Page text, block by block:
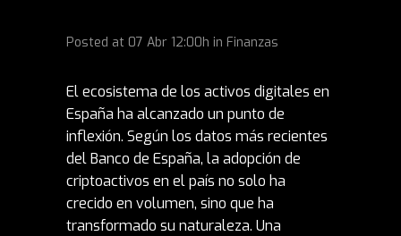
Posted at 07 Abr 12:00h in Finanzas
El ecosistema de los activos digitales en
España ha alcanzado un punto de
inflexión. Según los datos más recientes
del Banco de España, la adopción de
criptoactivos en el país no solo ha
crecido en volumen, sino que ha
transformado su naturaleza. Una